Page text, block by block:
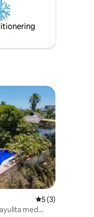
pool
5 av 5 i
5 (3)
med